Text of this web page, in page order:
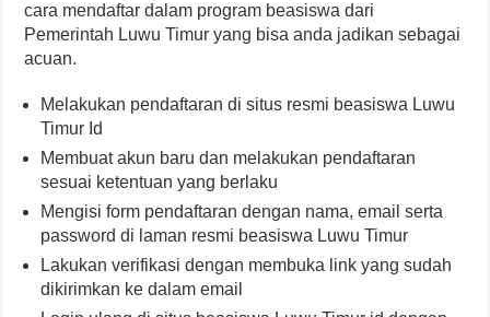
cara mendaftar dalam program beasiswa dari
Pemerintah Luwu Timur yang bisa anda jadikan sebagai
acuan.
Melakukan pendaftaran di situs resmi beasiswa Luwu
Timur Id
Membuat akun baru dan melakukan pendaftaran
sesuai ketentuan yang berlaku
Mengisi form pendaftaran dengan nama, email serta
password di laman resmi beasiswa Luwu Timur
Lakukan verifikasi dengan membuka link yang sudah
dikirimkan ke dalam email